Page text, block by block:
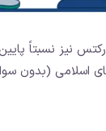
نیز نسبتاً
اسلامی (بدون